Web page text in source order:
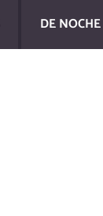
DE NOCHE